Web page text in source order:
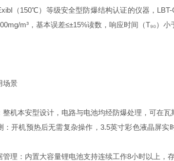
150℃）等级安全型防爆结构认证的仪器，LBT-
m³，基本误差≤±15%读数，响应时间（T₉₀）
景
本安型设计，电路与电池均经防爆处理，可在瓦
机预热后无需复杂操作，3.5英寸彩色液晶屏实
：内置大容量锂电池支持连续工作8小时以上，存